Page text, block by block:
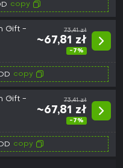
copy
Gift -
73,41 zł
~67,81 zł
-7%
copy
Gift -
73,41 zł
~67,81 zł
-7%
copy